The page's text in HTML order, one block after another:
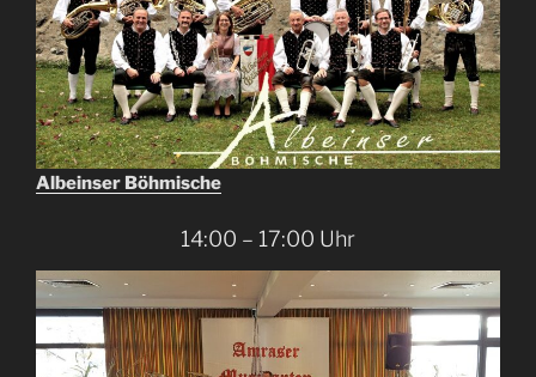
Albeinser Böhmische
14:00 – 17:00 Uhr